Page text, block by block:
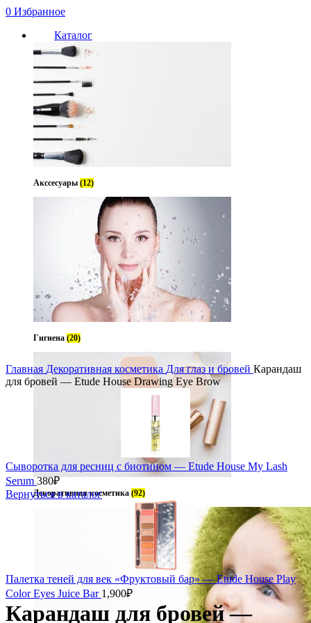
0 Избранное
Каталог
Акссесуары (12)
Гигиена (20)
Декоративная косметика (92)
Главная Декоративная косметика Для глаз и бровей Карандаш
для бровей — Etude House Drawing Eye Brow
Сыворотка для ресниц с биотином — Etude House My Lash
Serum380₽
Вернуться в каталог
Палетка теней для век «Фруктовый бар» — Etude House Play
Color Eyes Juice Bar 1,900₽
Карандаш для бровей —